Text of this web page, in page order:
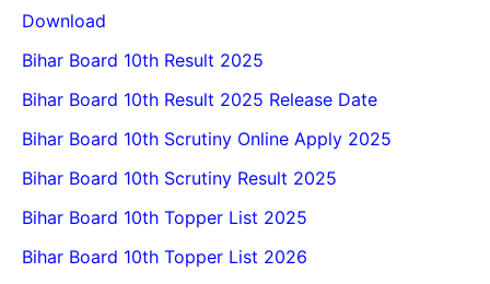
Download
Bihar Board 10th Result 2025
Bihar Board 10th Result 2025 Release Date
Bihar Board 10th Scrutiny Online Apply 2025
Bihar Board 10th Scrutiny Result 2025
Bihar Board 10th Topper List 2025
Bihar Board 10th Topper List 2026